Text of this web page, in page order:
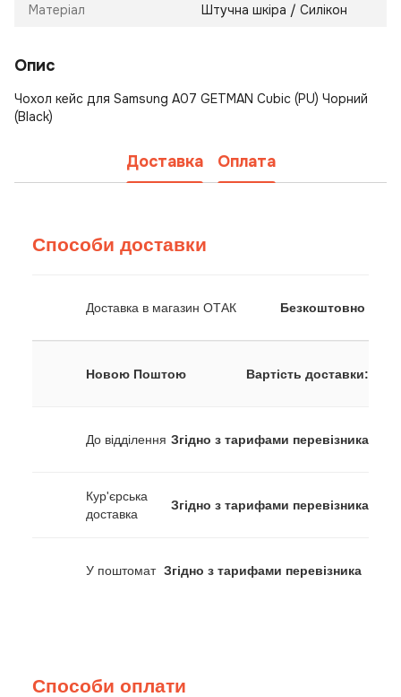
Матеріал Штучна шкіра / Силікон
Опис
Чохол кейс для Samsung A07 GETMAN Cubic (PU) Чорний
(Black)
Доставка Оплата
Способи доставки
Доставка в магазин ОТАК Безкоштовно
Новою Поштою Вартість доставки:
До відділення Згідно з тарифами перевізника
Кур'єрська
доставка
Згідно з тарифами перевізника
У поштомат Згідно з тарифами перевізника
Способи оплати